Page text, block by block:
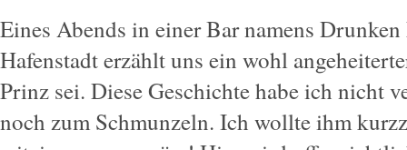
Eines Abends in einer Bar namens
Hafenstadt erzählt uns ein wohl
Prinz sei. Diese Geschichte habe ich nicht
noch zum Schmunzeln. Ich wollte ihm